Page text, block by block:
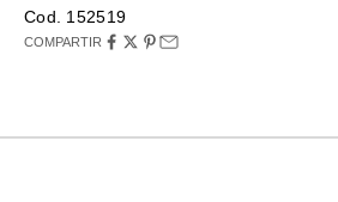
Cod. 152519
COMPARTIR